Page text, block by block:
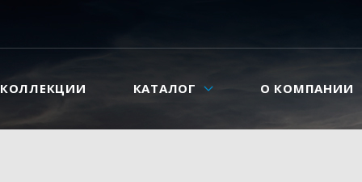
КОЛЛЕКЦИИ КАТАЛОГ О КОМПАНИИ